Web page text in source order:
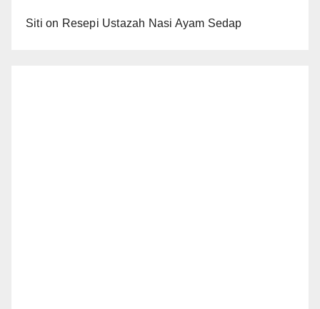
Siti on Resepi Ustazah Nasi Ayam Sedap